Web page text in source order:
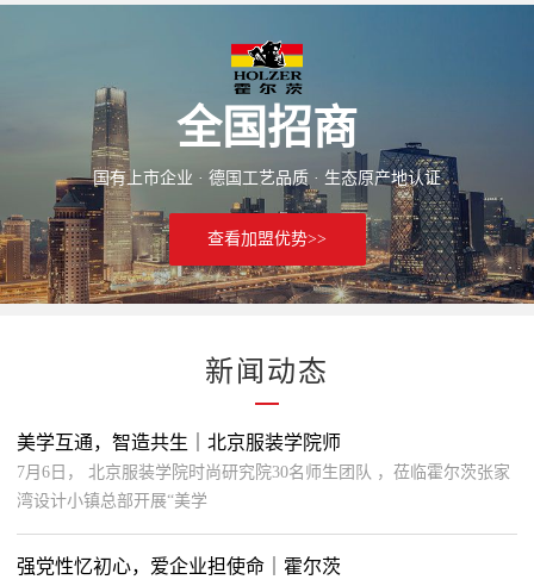
全国招商
国有上市企业 · 德国工艺品质 · 生态原产地认证
查看加盟优势>>
新闻动态
美学互通，智造共生｜北京服装学院师
7月6日， 北京服装学院时尚研究院30名师生团队 ，莅临霍尔茨张家
湾设计小镇总部开展“美学
强党性忆初心，爱企业担使命｜霍尔茨